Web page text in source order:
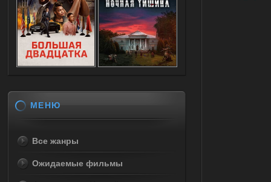
МЕНЮ
Все жанры
Ожидаемые фильмы